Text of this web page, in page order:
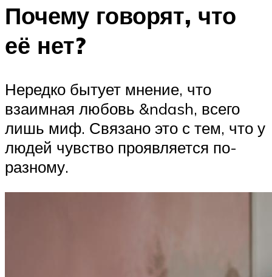
Почему говорят, что
её нет?
Нередко бытует мнение, что
взаимная любовь &ndash, всего
лишь миф. Связано это с тем, что у
людей чувство проявляется по-
разному.